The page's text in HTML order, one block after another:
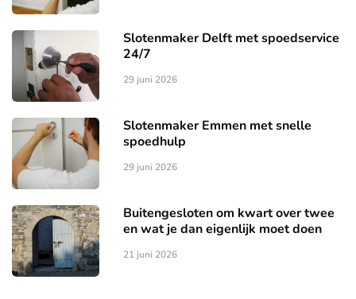
Slotenmaker Delft met spoedservice
24/7
29 juni 2026
Slotenmaker Emmen met snelle
spoedhulp
29 juni 2026
Buitengesloten om kwart over twee
en wat je dan eigenlijk moet doen
21 juni 2026